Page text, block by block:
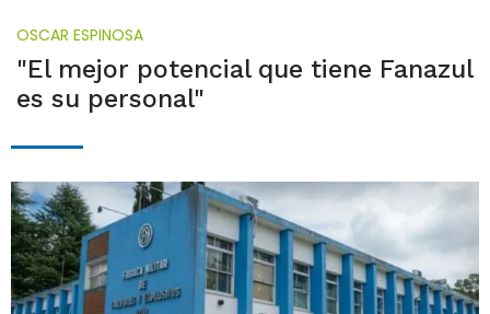
OSCAR ESPINOSA
"El mejor potencial que tiene Fanazul
es su personal"